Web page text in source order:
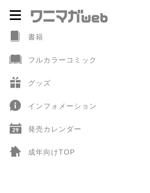
ナ
ー
シ
ン
へ
ス
キ
コ
ン
ツ
ス
キ
ッ
プ
書籍
フルカラーコミック
グッズ
インフォメーション
発売カレンダー
成年向けTOP